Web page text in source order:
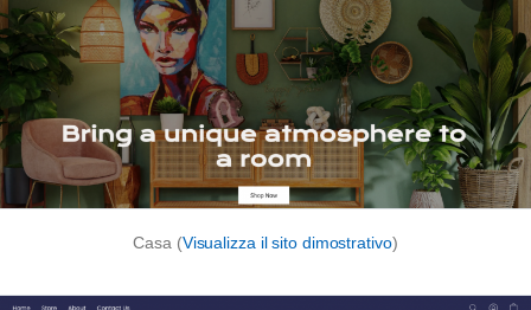
Casa (Visualizza il sito dimostrativo)